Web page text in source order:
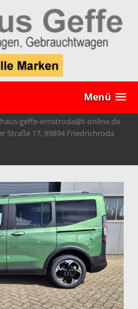
Menü
geffe-ernstroda@t-online.de
Straße 17, 99894 Friedrichroda